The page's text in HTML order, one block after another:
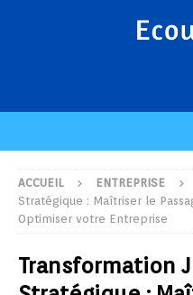
ACCUEIL ENTREPRISE
Stratégique : Maîtriser le
Optimiser votre Entreprise
Transformation